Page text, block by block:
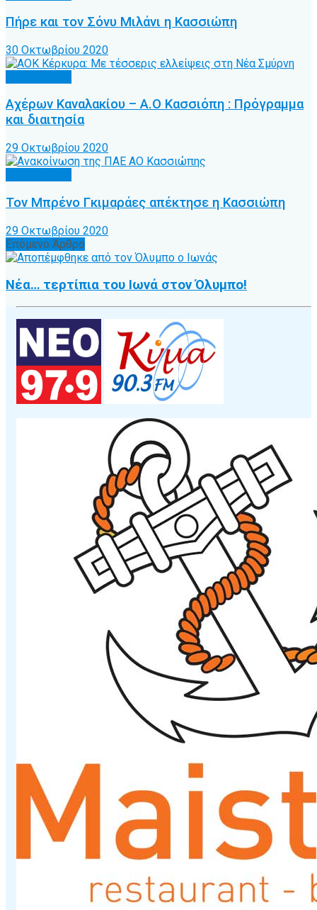
Πήρε και τον Σόνυ Μιλάνι η Κασσιώπη
30 Οκτωβρίου 2020
Αχέρων Καναλακίου – Α.Ο Κασσιόπη : Πρόγραμμα
και διαιτησία
29 Οκτωβρίου 2020
Τον Μπρένο Γκιμαράες απέκτησε η Κασσιώπη
29 Οκτωβρίου 2020
Επόμενο Άρθρο
Νέα… τερτίπια του Ιωνά στον Όλυμπο!